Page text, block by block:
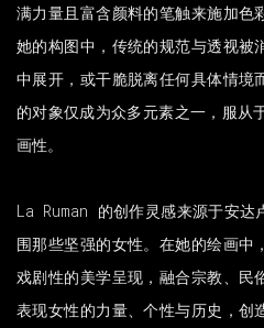
满力量且富含颜料的笔触来施加色
她的构图中，传统的规范与透视被
中展开，或干脆脱离任何具体情境
的对象仅成为众多元素之一，服从
画性。
La Ruman 的创作灵感来源于安达
围那些坚强的女性。在她的绘画中
戏剧性的美学呈现，融合宗教、民
表现女性的力量、个性与历史，创